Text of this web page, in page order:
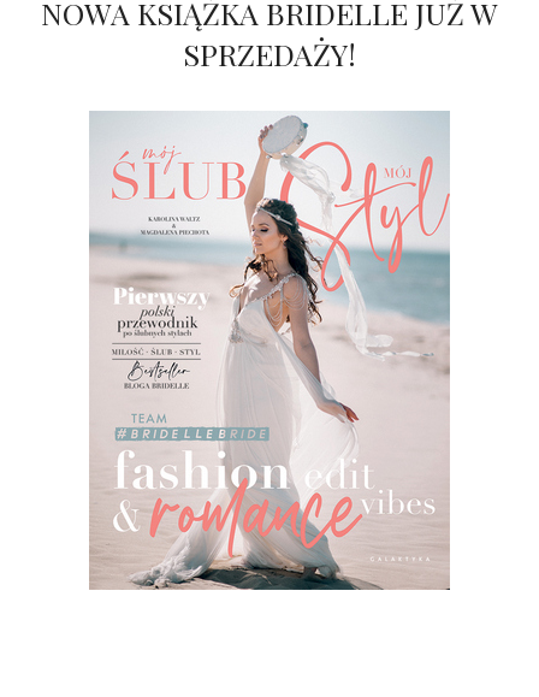
NOWA KSIĄŻKA BRIDELLE JUŻ W
SPRZEDAŻY!